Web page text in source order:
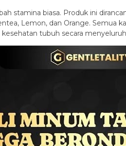
stamina biasa. Produk ini
Lemon, dan Orange.
tubuh secara